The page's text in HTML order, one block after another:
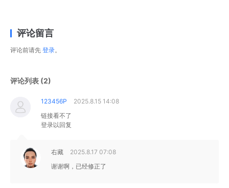
评论留言
评论前请先 登录。
评论列表 (2)
123456P
2025.8.15 14:08
链接看不了
登录以回复
右藏
2025.8.17 07:08
谢谢啊，已经修正了